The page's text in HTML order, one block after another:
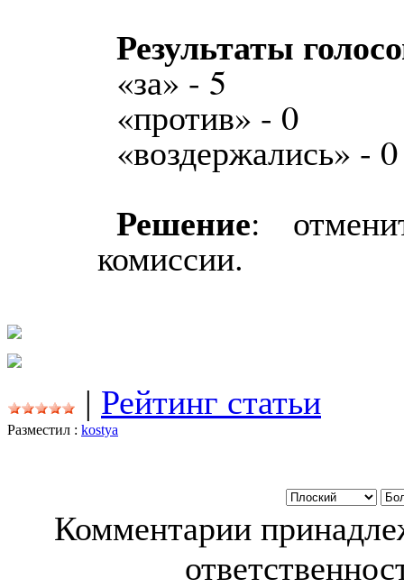
Результаты
«за» - 5
«против» - 0
«воздержались» - 0
Решение:
комиссии.
| Рейтинг статьи
Разместил : kostya
Комментарии